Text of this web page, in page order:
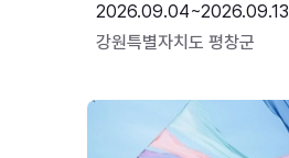
2026.09.04~2026.09.13
강원특별자치도 평창군